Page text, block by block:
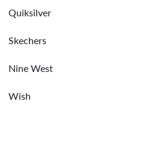
Quiksilver
Skechers
Nine West
Wish